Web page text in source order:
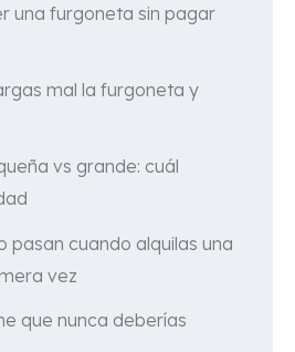
una furgoneta sin pagar
mal la furgoneta y
vs grande: cuál
pasan cuando alquilas una
vez
que nunca deberías